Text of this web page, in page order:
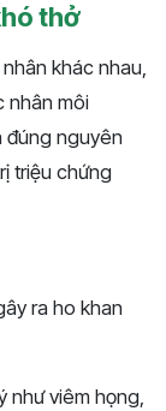
thở
khác nhau,
nhân môi
đúng nguyên
triệu chứng
ra ho khan
như viêm họng,